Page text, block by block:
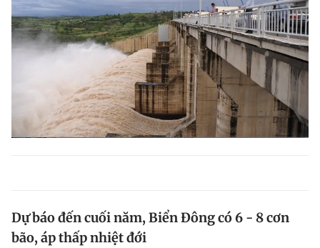
Dự báo đến cuối năm, Biển Đông có 6 - 8 cơn
bão, áp thấp nhiệt đới